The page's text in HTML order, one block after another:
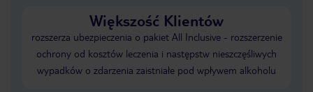
Większość Klientów
rozszerza ubezpieczenia o pakiet All Inclusive - rozszerzenie
ochrony od kosztów leczenia i następstw nieszczęśliwych
wypadków o zdarzenia zaistniałe pod wpływem alkoholu